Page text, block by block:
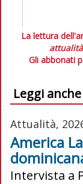
La lettura
Gli abbonati
Leggi anche
Attualità,
America
Intervista a